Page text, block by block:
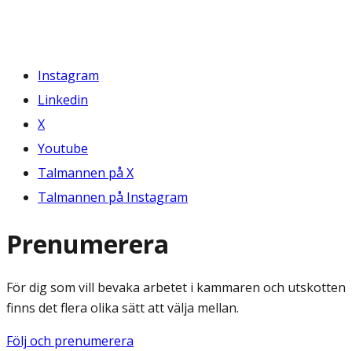
Instagram
Linkedin
X
Youtube
Talmannen på X
Talmannen på Instagram
Prenumerera
För dig som vill bevaka arbetet i kammaren och utskotten
finns det flera olika sätt att välja mellan.
Följ och prenumerera